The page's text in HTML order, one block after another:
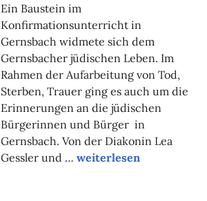
Ein Baustein im
Konfirmationsunterricht in
Gernsbach widmete sich dem
Gernsbacher jüdischen Leben. Im
Rahmen der Aufarbeitung von Tod,
Sterben, Trauer ging es auch um die
Erinnerungen an die jüdischen
Bürgerinnen und Bürger in
Gernsbach. Von der Diakonin Lea
Gessler und … weiterlesen